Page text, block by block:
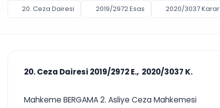
20. Ceza Dairesi 2019/2972 Esas 2020/3037 Karar
20. Ceza Dairesi 2019/2972 E., 2020/3037 K.
Mahkeme BERGAMA 2. Asliye Ceza Mahkemesi